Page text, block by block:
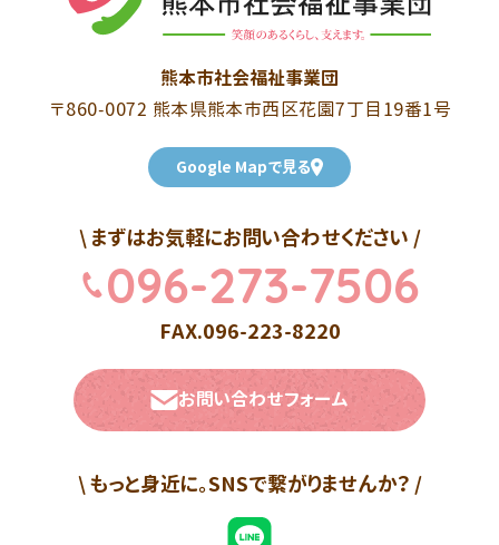
熊本市社会福祉事業団
〒860-0072 熊本県熊本市西区花園7丁目19番1号
Google Mapで見る
\ まずはお気軽にお問い合わせください /
096-273-7506
FAX.096-223-8220
お問い合わせフォーム
\ もっと身近に。SNSで繋がりませんか？ /